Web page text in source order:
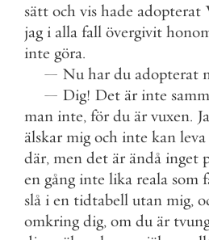
sätt och vis hade adopterat
jag i alla fall övergivit
inte göra.
— Nu har du adopterat
— Dig! Det är inte
man inte, för du är vuxen. Ja
älskar mig och inte kan leva
där, men det är ändå inget
en gång inte lika reala som
slå i en tidtabell utan mig,
omkring dig, om du är